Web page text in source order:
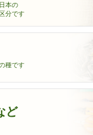
本の
分です
種です
ど